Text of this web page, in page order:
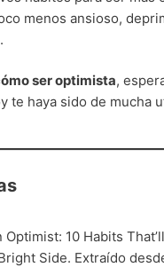
menos ansioso,
ser optimista,
te haya sido de mucha
Optimist: 10 Habits
Side. Extraído